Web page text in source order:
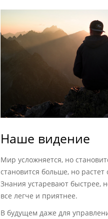
Наше видение
Мир усложняется, но
становится больше, но растет
Знания устаревают быстрее,
все легче и приятнее.
В будущем даже для